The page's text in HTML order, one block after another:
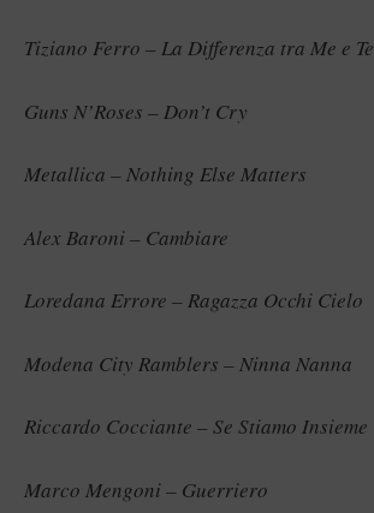
Tiziano Ferro – La Differenza tra Me e Te
Guns N’Roses – Don’t Cry
Metallica – Nothing Else Matters
Alex Baroni – Cambiare
Loredana Errore – Ragazza Occhi Cielo
Modena City Ramblers – Ninna Nanna
Riccardo Cocciante – Se Stiamo Insieme
Marco Mengoni – Guerriero